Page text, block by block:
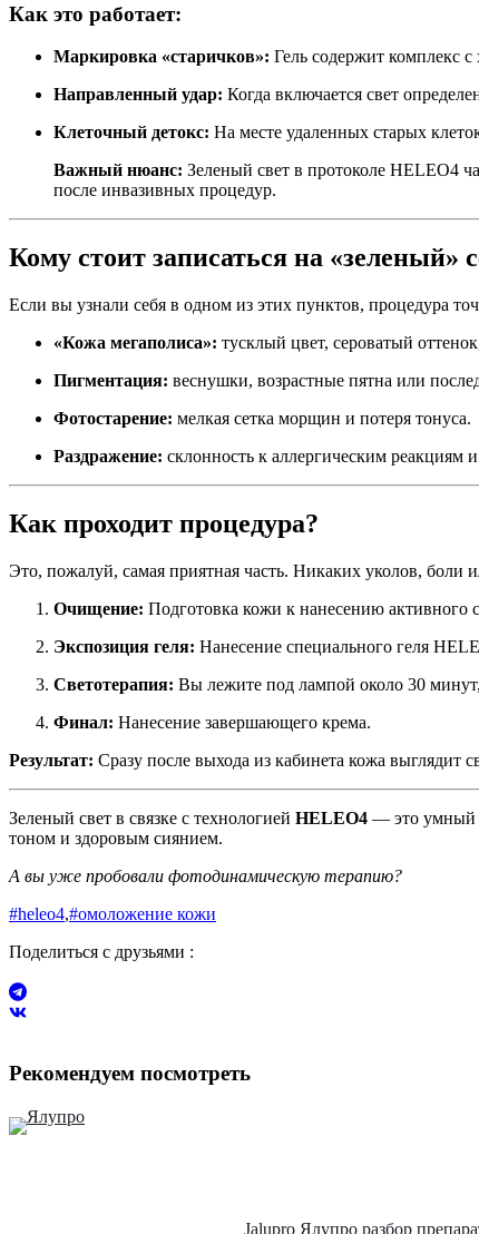
Как это работает:
Маркировка «старичков»: Гель содержит комплекс
Направленный удар: Когда включается свет
Клеточный детокс: На месте удаленных старых
Важный нюанс: Зеленый свет в протоколе HELEO4
после инвазивных процедур.
Кому стоит записаться на «зеленый»
Если вы узнали себя в одном из этих пунктов, процедура
«Кожа мегаполиса»: тусклый цвет, сероватый
Пигментация: веснушки, возрастные пятна или
Фотостарение: мелкая сетка морщин и потеря тонуса.
Раздражение: склонность к аллергическим реакциям
Как проходит процедура?
Это, пожалуй, самая приятная часть. Никаких уколов, боли
Очищение: Подготовка кожи к нанесению активного
Экспозиция геля: Нанесение специального геля
Светотерапия: Вы лежите под лампой около 30
Финал: Нанесение завершающего крема.
Результат: Сразу после выхода из кабинета кожа выглядит
Зеленый свет в связке с технологией HELEO4 — это умный
тоном и здоровым сиянием.
А вы уже пробовали фотодинамическую терапию?
#heleo4,#омоложение кожи
Поделиться с друзьями :
Рекомендуем посмотреть
Jalupro Ялупро разбор